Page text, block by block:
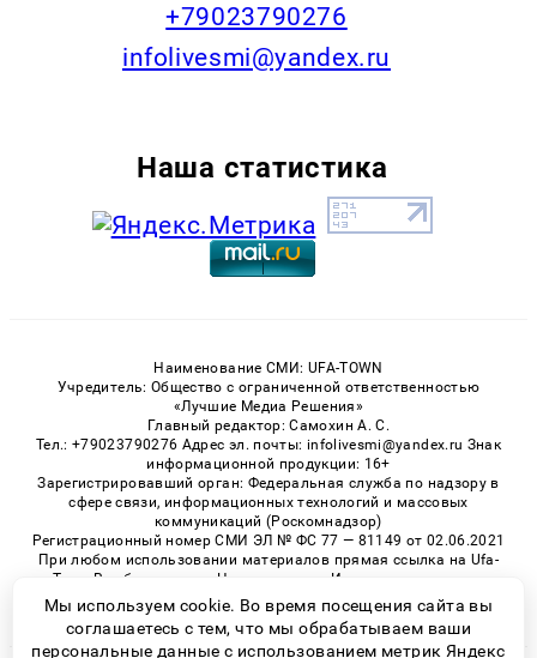
+79023790276
infolivesmi@yandex.ru
Наша статистика
Наименование СМИ: UFA-TOWN
Учредитель: Общество с ограниченной ответственностью
«Лучшие Медиа Решения»
Главный редактор: Самохин А. С.
Тел.: +79023790276 Адрес эл. почты: infolivesmi@yandex.ru Знак
информационной продукции: 16+
Зарегистрировавший орган: Федеральная служба по надзору в
сфере связи, информационных технологий и массовых
коммуникаций (Роскомнадзор)
Регистрационный номер СМИ ЭЛ № ФС 77 — 81149 от 02.06.2021
При любом использовании материалов прямая ссылка на Ufa-
Town.Ru обязательна. Цитирование в Интернете возможно
только при наличии письменного разрешения.
Мы используем cookie. Во время посещения сайта вы
соглашаетесь с тем, что мы обрабатываем ваши
персональные данные с использованием метрик Яндекс